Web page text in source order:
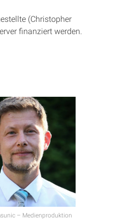
(Christopher
finanziert werden.
– Medienproduktion